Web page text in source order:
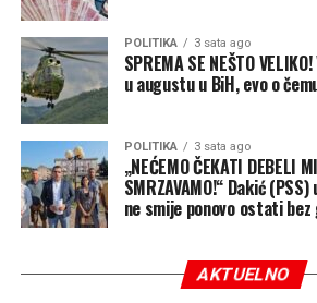
Jelena je, kako kaže, ostatak puta
sjedištu.
„Rekla sam mu da me sada dobro
krene automobilom. Sljedeći put, ako
uzimam i ključeve“, našalila se, prenosi
POLITIKA 3 sata ago
SPREMA SE NEŠTO
u augustu u BiH, evo o
POLITIKA 3 sata ago
„NEĆEMO ČEKATI DEBELI
SMRZAVAMO!“ Dakić
ne smije ponovo ostati bez
AKTUELNO